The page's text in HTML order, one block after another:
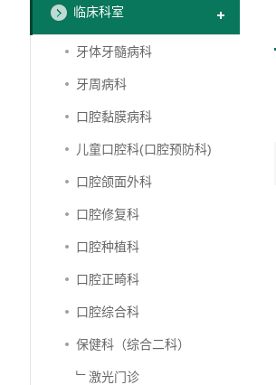
临床科室
牙体牙髓病科
牙周病科
口腔黏膜病科
儿童口腔科(口腔预防科)
口腔颌面外科
口腔修复科
口腔种植科
口腔正畸科
口腔综合科
保健科（综合二科）
﹂激光门诊